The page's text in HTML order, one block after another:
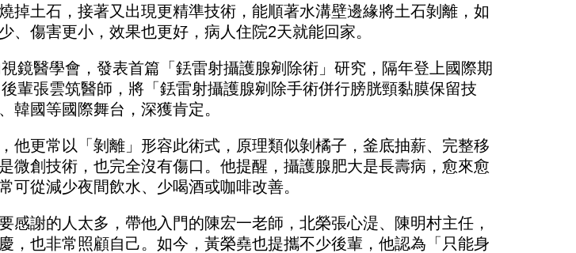
掉土石，接著又出現更精準技術，能順著水溝壁邊緣將土石剝離，如
、傷害更小，效果也更好，病人住院2天就能回家。
鏡醫學會，發表首篇「銩雷射攝護腺剜除術」研究，隔年登上國際期
輩張雲筑醫師，將「銩雷射攝護腺剜除手術併行膀胱頸黏膜保留技
韓國等國際舞台，深獲肯定。
他更常以「剝離」形容此術式，原理類似剝橘子，釜底抽薪、完整移
微創技術，也完全沒有傷口。他提醒，攝護腺肥大是長壽病，愈來愈
可從減少夜間飲水、少喝酒或咖啡改善。
感謝的人太多，帶他入門的陳宏一老師，北榮張心湜、陳明村主任，
，也非常照顧自己。如今，黃榮堯也提攜不少後輩，他認為「只能身